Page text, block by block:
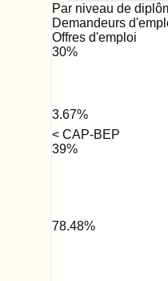
Par niveau de
Demandeurs
Offres d'emploi
30%
3.67%
< CAP-BEP
39%
78.48%